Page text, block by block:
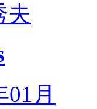
夫
01月